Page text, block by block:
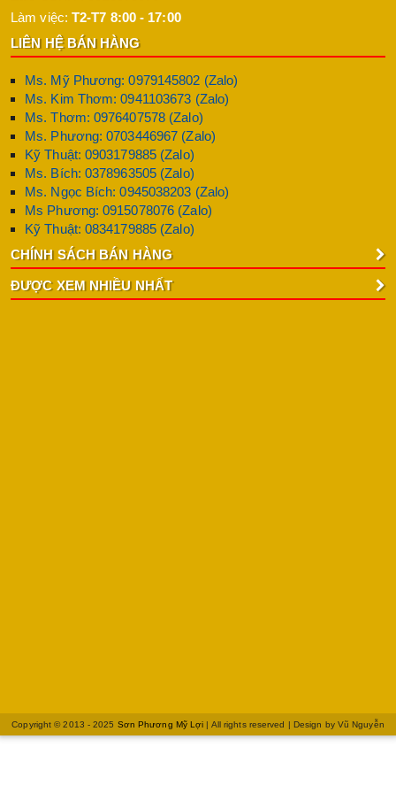
Làm việc: T2-T7 8:00 - 17:00
LIÊN HỆ BÁN HÀNG
Ms. Mỹ Phương: 0979145802 (Zalo)
Ms. Kim Thơm: 0941103673 (Zalo)
Ms. Thơm: 0976407578 (Zalo)
Ms. Phương: 0703446967 (Zalo)
Kỹ Thuật: 0903179885 (Zalo)
Ms. Bích: 0378963505 (Zalo)
Ms. Ngọc Bích: 0945038203 (Zalo)
Ms Phương: 0915078076 (Zalo)
Kỹ Thuật: 0834179885 (Zalo)
CHÍNH SÁCH BÁN HÀNG
ĐƯỢC XEM NHIỀU NHẤT
Copyright © 2013 - 2025 Sơn Phương Mỹ Lợi | All rights reserved | Design by Vũ Nguyễn